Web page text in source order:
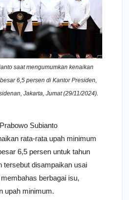
saat mengumumkan kenaikan
6,5 persen di Kantor Presiden,
Jakarta, Jumat (29/11/2024).
Subianto
rata-rata upah minimum
6,5 persen untuk tahun
tersebut disampaikan usai
berbagai isu,
upah minimum.